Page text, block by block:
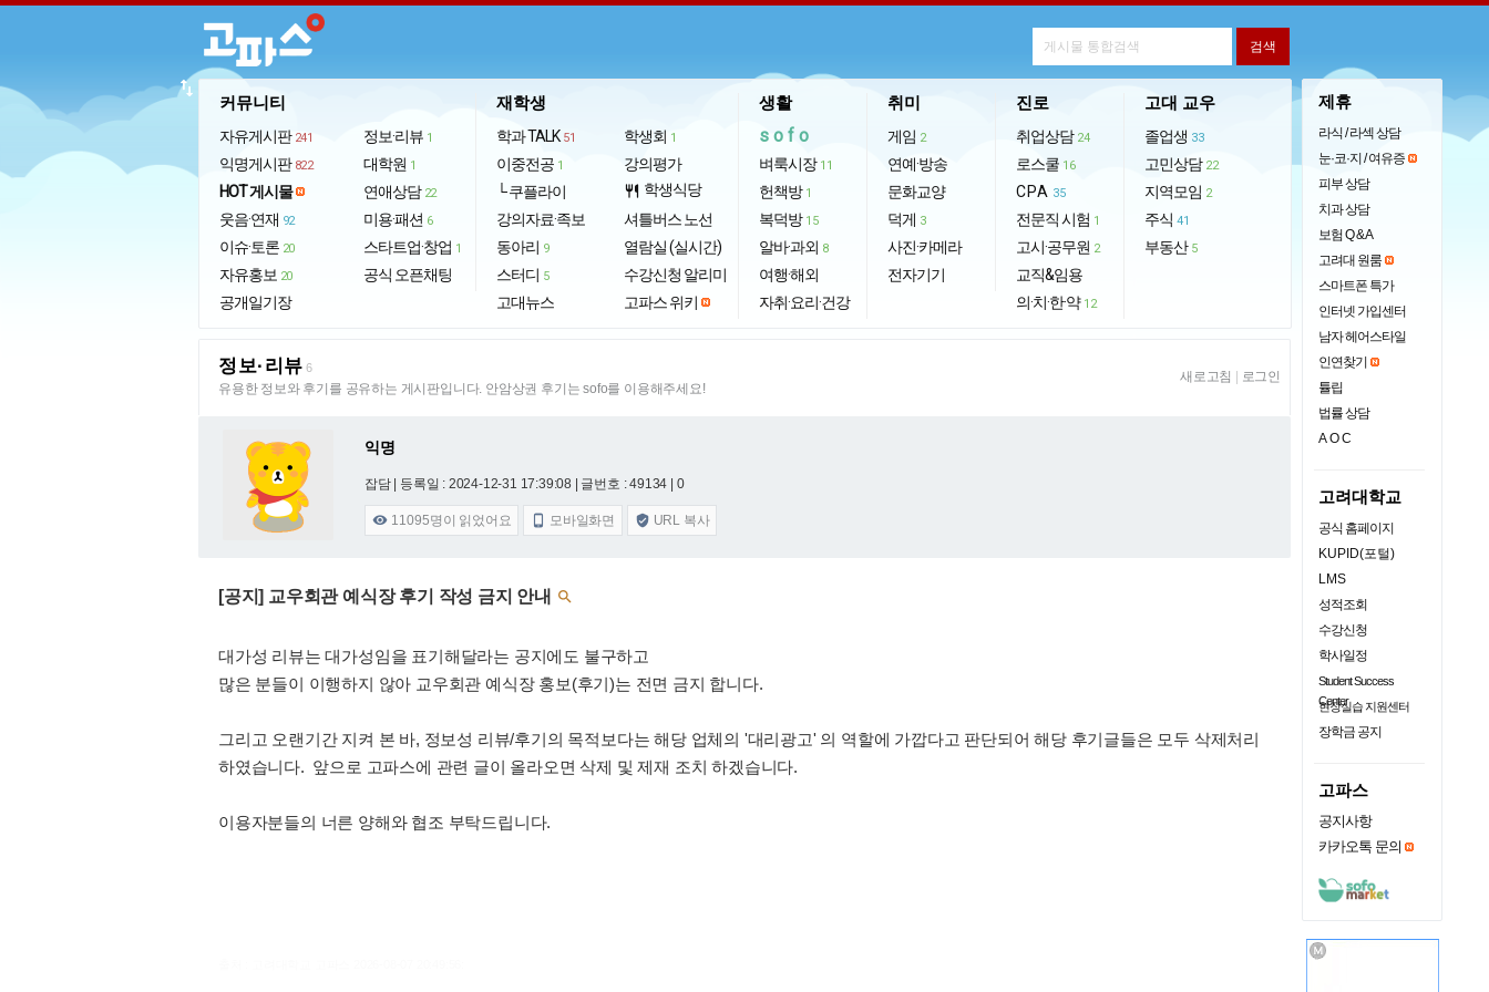
커뮤니티
자유게시판 241
익명게시판 822
HOT 게시물
웃음·연재 92
이슈·토론 20
자유홍보 20
공개일기장
정보·리뷰 1
대학원 1
연애상담 22
미용·패션 6
스타트업·창업 1
공식 오픈채팅
재학생
학과 TALK 51
이중전공 1
└ 쿠플라이
강의자료·족보
동아리 9
스터디 5
고대뉴스
학생회 1
강의평가
restaurant 학생식당
셔틀버스 노선
열람실 (실시간)
수강신청 알리미
고파스 위키
생활
sofo
벼룩시장 11
헌책방 1
복덕방 15
알바·과외 8
여행·해외
자취·요리·건강
취미
게임 2
연예·방송
문화교양
덕게 3
사진·카메라
전자기기
진로
취업상담 24
로스쿨 16
CPA 35
전문직 시험 1
고시·공무원 2
교직&임용
의·치·한·약 12
고대 교우
졸업생 33
고민상담 22
지역모임 2
주식 41
부동산 5
import_export
정보·리뷰 6
유용한 정보와 후기를 공유하는 게시판입니다. 안암상권 후기는 sofo를 이용해주세요!
새로고침 로그인
익명
잡담 | 등록일 : 2024-12-31 17:39:08 | 글번호 : 49134 | 0
 11095명이 읽었어요  모바일화면  URL 복사
[공지] 교우회관 예식장 후기 작성 금지 안내 
대가성 리뷰는 대가성임을 표기해달라는 공지에도 불구하고
많은 분들이 이행하지 않아 교우회관 예식장 홍보(후기)는 전면 금지 합니다.
그리고 오랜기간 지켜 본 바, 정보성 리뷰/후기의 목적보다는 해당 업체의 '대리광고' 의 역할에 가깝다고 판단되어 해당 후기글들은 모두 삭제처리
하였습니다. 앞으로 고파스에 관련 글이 올라오면 삭제 및 제재 조치 하겠습니다.
이용자분들의 너른 양해와 협조 부탁드립니다.
제휴
라식 / 라섹 상담
눈·코·지 / 여유증
피부 상담
치과 상담
보험 Q & A
고려대 원룸
스마트폰 특가
인터넷 가입센터
남자 헤어스타일
인연찾기
튤립
법률 상담
AOC
고려대학교
공식 홈페이지
KUPID(포털)
LMS
성적조회
수강신청
학사일정
Student Success
Center
현장실습 지원센터
장학금 공지
고파스
공지사항
카카오톡 문의